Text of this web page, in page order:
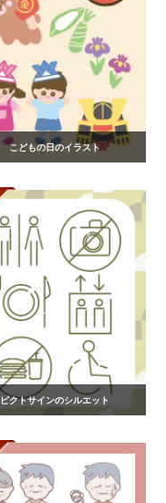
こどもの日のイラスト
ピクトサインのシルエット